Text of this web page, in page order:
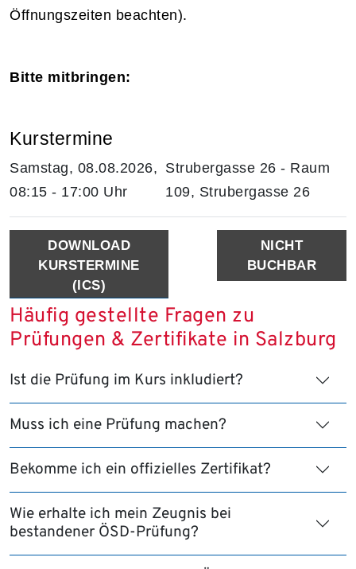
Öffnungszeiten beachten).
Bitte mitbringen:
Kurstermine
Samstag, 08.08.2026,
08:15 - 17:00 Uhr
Strubergasse 26 - Raum
109, Strubergasse 26
DOWNLOAD
KURSTERMINE
(ICS)
NICHT
BUCHBAR
Häufig gestellte Fragen zu
Prüfungen & Zertifikate in Salzburg
Ist die Prüfung im Kurs inkludiert?
Muss ich eine Prüfung machen?
Bekomme ich ein offizielles Zertifikat?
Wie erhalte ich mein Zeugnis bei
bestandener ÖSD-Prüfung?